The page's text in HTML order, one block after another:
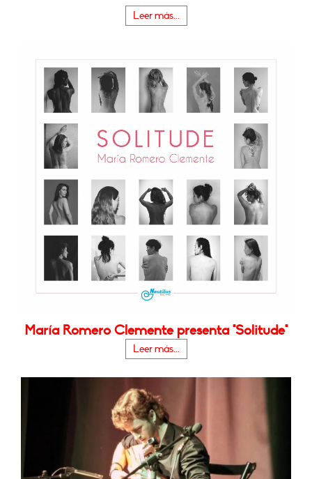
Leer más...
María Romero Clemente presenta "Solitude"
Leer más...